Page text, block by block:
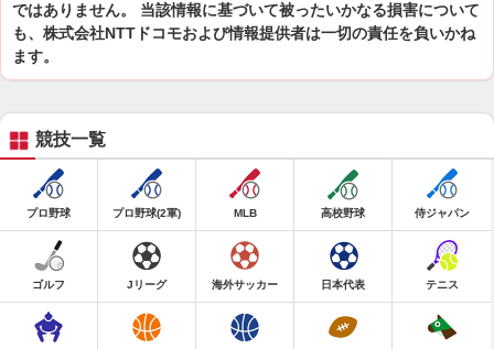
ではありません。 当該情報に基づいて被ったいかなる損害について
も、株式会社NTTドコモおよび情報提供者は一切の責任を負いかね
ます。
競技一覧
プロ野球 プロ野球(2軍) MLB 高校野球 侍ジャパン
ゴルフ Jリーグ 海外サッカー 日本代表 テニス